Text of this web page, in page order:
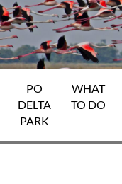
PO
DELTA
PARK
WHAT
TO DO